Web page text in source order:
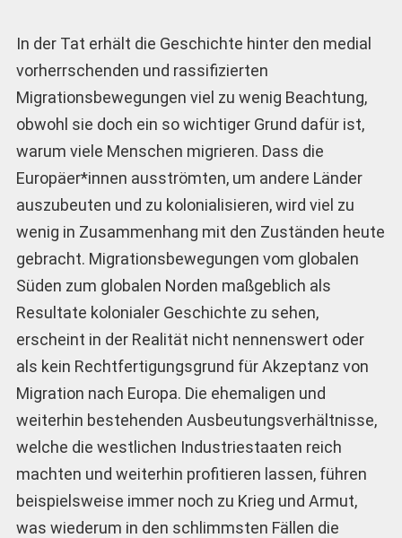
In der Tat erhält die Geschichte hinter den medial
vorherrschenden und rassifizierten
Migrationsbewegungen viel zu wenig Beachtung,
obwohl sie doch ein so wichtiger Grund dafür ist,
warum viele Menschen migrieren. Dass die
Europäer*innen ausströmten, um andere Länder
auszubeuten und zu kolonialisieren, wird viel zu
wenig in Zusammenhang mit den Zuständen heute
gebracht. Migrationsbewegungen vom globalen
Süden zum globalen Norden maßgeblich als
Resultate kolonialer Geschichte zu sehen,
erscheint in der Realität nicht nennenswert oder
als kein Rechtfertigungsgrund für Akzeptanz von
Migration nach Europa. Die ehemaligen und
weiterhin bestehenden Ausbeutungsverhältnisse,
welche die westlichen Industriestaaten reich
machten und weiterhin profitieren lassen, führen
beispielsweise immer noch zu Krieg und Armut,
was wiederum in den schlimmsten Fällen die